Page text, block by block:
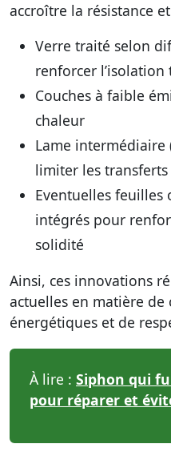
accroître la résistance
Verre traité selon
renforcer
Couches à faible
chaleur
Lame
limiter les
Eventuelles feuilles
intégrés pour
solidité
Ainsi, ces innovations
actuelles en matière
énergétiques et de
À lire : Siphon qui
pour réparer et